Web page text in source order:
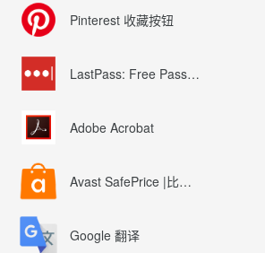
Pinterest 收藏按钮
LastPass: Free Password Manager
Adobe Acrobat
Avast SafePrice |比较、交易、优惠券
Google 翻译